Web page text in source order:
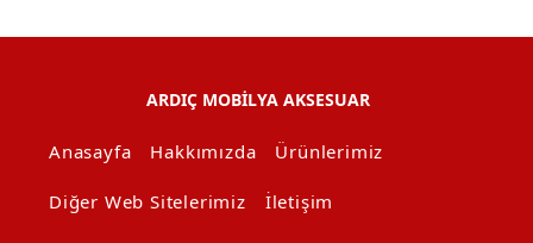
ARDIÇ MOBİLYA AKSESUAR
Anasayfa Hakkımızda Ürünlerimiz
Diğer Web Sitelerimiz İletişim